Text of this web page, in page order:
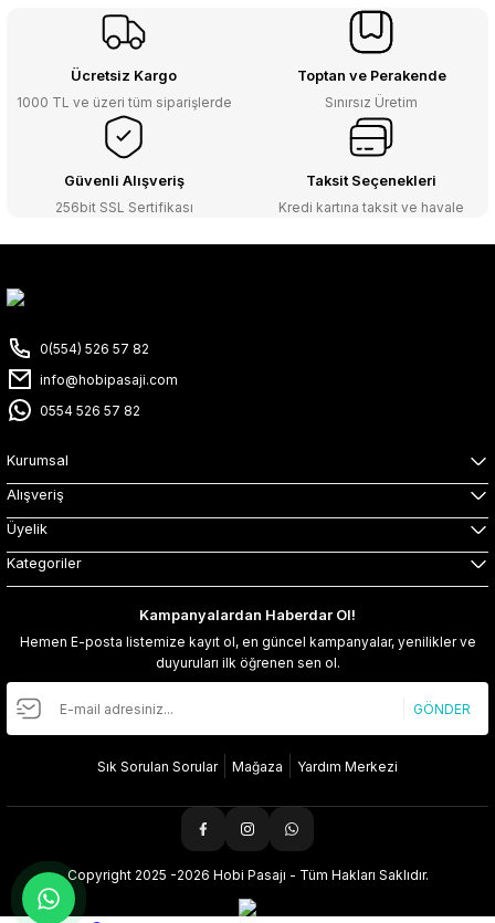
Ücretsiz Kargo
1000 TL ve üzeri tüm siparişlerde
Toptan ve Perakende
Sınırsız Üretim
Güvenli Alışveriş
256bit SSL Sertifikası
Taksit Seçenekleri
Kredi kartına taksit ve havale
0(554) 526 57 82
info@hobipasaji.com
0554 526 57 82
Kurumsal
Alışveriş
Üyelik
Kategoriler
Kampanyalardan Haberdar Ol!
Hemen E-posta listemize kayıt ol, en güncel kampanyalar, yenilikler ve
duyuruları ilk öğrenen sen ol.
GÖNDER
Sık Sorulan Sorular Mağaza Yardım Merkezi
Copyright 2025 -2026 Hobi Pasajı - Tüm Hakları Saklıdır.